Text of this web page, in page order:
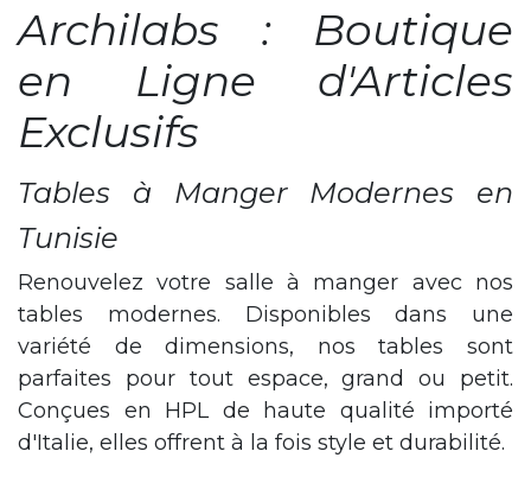
Archilabs : Boutique
en Ligne d'Articles
Exclusifs
Tables à Manger Modernes en
Tunisie
Renouvelez votre salle à manger avec nos
tables modernes. Disponibles dans une
variété de dimensions, nos tables sont
parfaites pour tout espace, grand ou petit.
Conçues en HPL de haute qualité importé
d'Italie, elles offrent à la fois style et durabilité.